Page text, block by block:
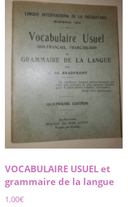
VOCABULAIRE USUEL et
grammaire de la langue
1,00€